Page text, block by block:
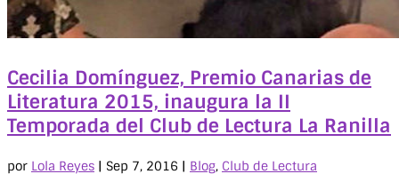
Cecilia Domínguez, Premio Canarias de
Literatura 2015, inaugura la II
Temporada del Club de Lectura La Ranilla
por Lola Reyes | Sep 7, 2016 | Blog, Club de Lectura